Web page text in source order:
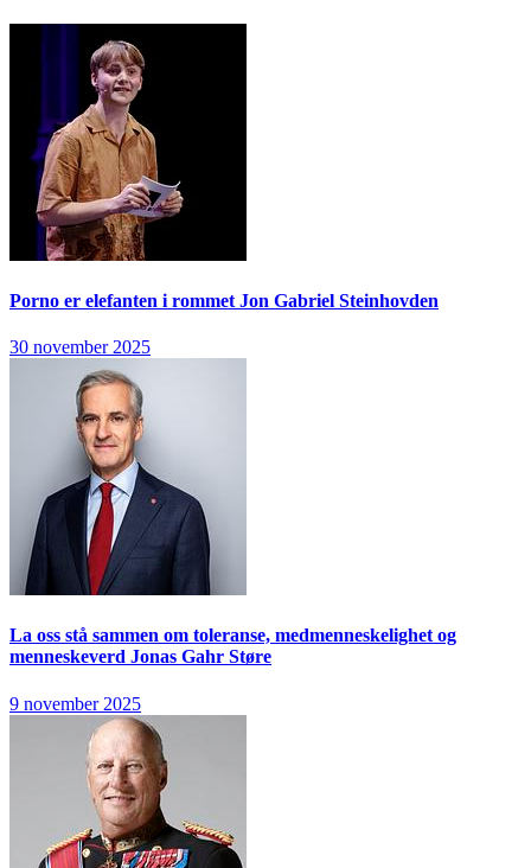
Porno er elefanten i rommet Jon Gabriel Steinhovden
30 november 2025
La oss stå sammen om toleranse, medmenneskelighet og
menneskeverd Jonas Gahr Støre
9 november 2025